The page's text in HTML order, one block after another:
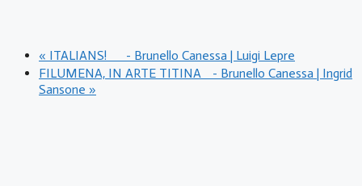
« ITALIANS! - Brunello Canessa | Luigi Lepre
FILUMENA, IN ARTE TITINA - Brunello Canessa | Ingrid
Sansone »